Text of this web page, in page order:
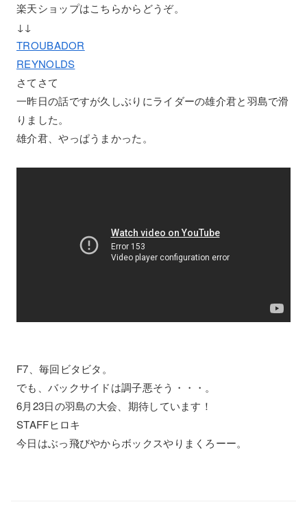
楽天ショップはこちらからどうぞ。
↓↓
TROUBADOR
REYNOLDS
さてさて
一昨日の話ですが久しぶりにライダーの雄介君と羽島で滑
りました。
雄介君、やっぱうまかった。
F7、毎回ビタビタ。
でも、バックサイドは調子悪そう・・・。
6月23日の羽島の大会、期待しています！
STAFFヒロキ
今日はぶっ飛びやからボックスやりまくろーー。